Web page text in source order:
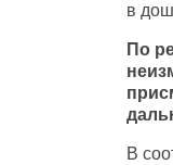
в
По
В